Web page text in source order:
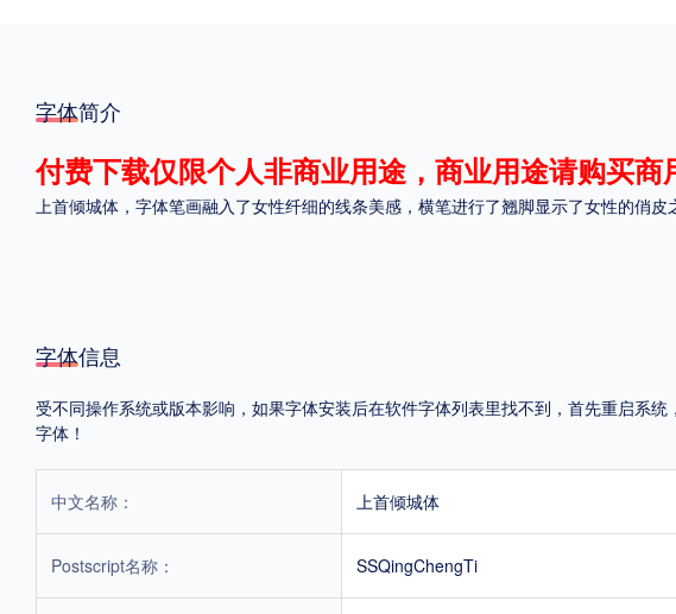
格式 平台
字体简介
付费下载仅限个人非商业用途，商业用途请购买商
上首倾城体，字体笔画融入了女性纤细的线条美感，横笔进行了翘脚显示了女性的俏
字体信息
受不同操作系统或版本影响，如果字体安装后在软件字体列表里找不到，首先重启系
字体！
中文名称： 上首倾城体
Postscript名称： SSQingChengTi